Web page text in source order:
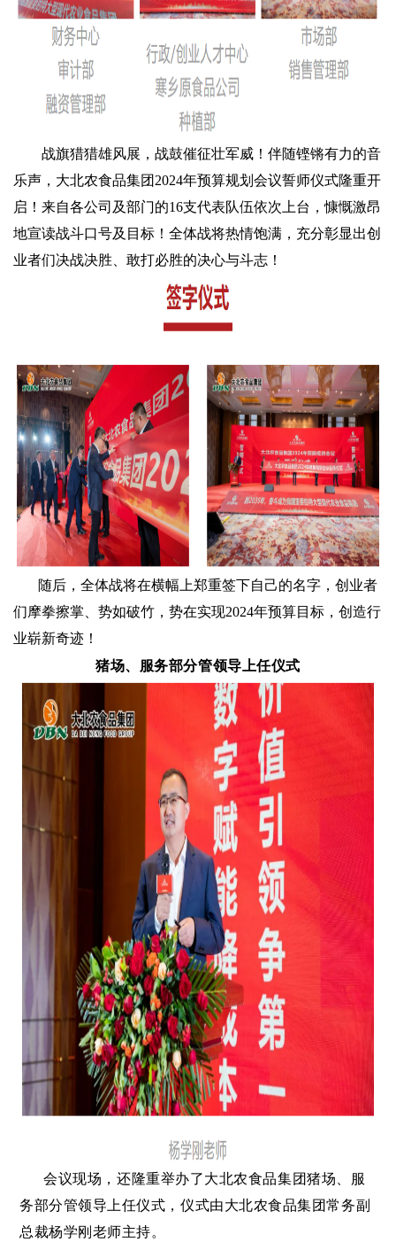
战旗猎猎雄风展，战鼓催征壮军威！伴随铿锵有力的音
乐声，大北农食品集团2024年预算规划会议誓师仪式隆重开
启！来自各公司及部门的16支代表队伍依次上台，慷慨激昂
地宣读战斗口号及目标！全体战将热情饱满，充分彰显出创
业者们决战决胜、敢打必胜的决心与斗志！
随后，全体战将在横幅上郑重签下自己的名字，创业者
们摩拳擦掌、势如破竹，势在实现2024年预算目标，创造行
业崭新奇迹！
猪场、服务部分管领导上任仪式
会议现场，还隆重举办了大北农食品集团猪场、服
务部分管领导上任仪式，仪式由大北农食品集团常务副
总裁杨学刚老师主持。